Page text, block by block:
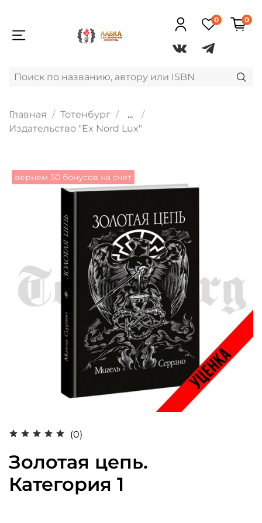
0 0
Главная Тотенбург
...
Издательство "Ex Nord Lux"
вернем 50 бонусов на счет
(0)
Золотая цепь.
Категория 1